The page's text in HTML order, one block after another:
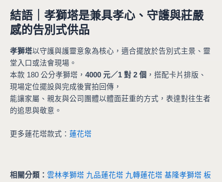
結語｜孝獅塔是兼具孝心、守護與莊嚴
感的告別式供品
孝獅塔以守護與護靈意象為核心，適合擺放於告別式主景、靈
堂入口或法會現場。
本款 180 公分孝獅塔， 4000 元／1 對 2 個 ，搭配卡片排版、
現場定位擺設與完成後實拍回傳，
能讓家屬、親友與公司團體以體面莊重的方式，表達對往生者
的追思與敬意。
更多蓮花塔款式： 蓮花塔
相關分類： 雲林孝獅塔 九品蓮花塔 九轉蓮花塔 基隆孝獅塔 板